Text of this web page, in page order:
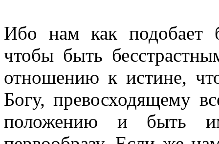
Ибо нам как подобает
чтобы быть
отношению к истине,
Богу, превосходящему
положению и быть